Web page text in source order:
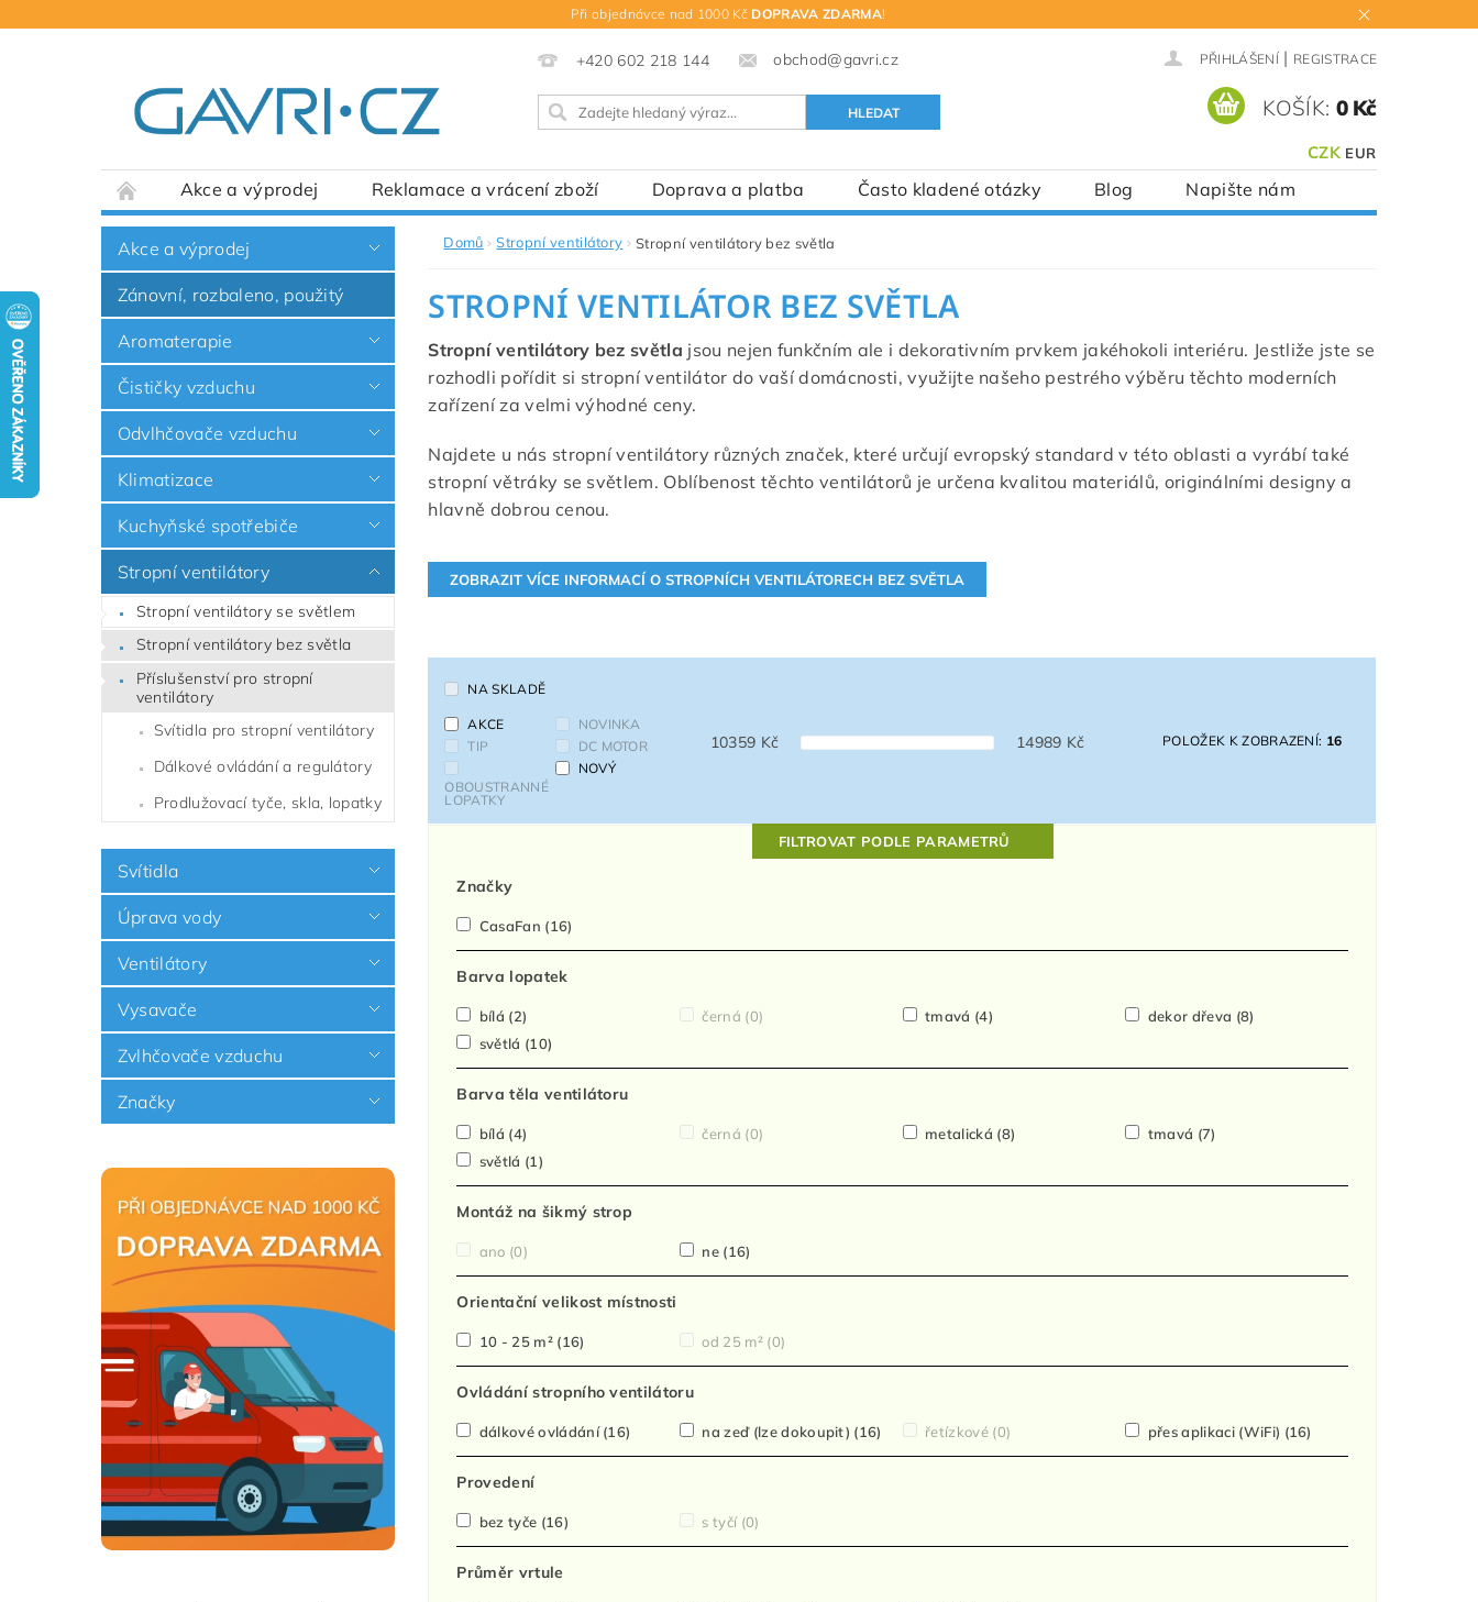
Při objednávce nad 1000 Kč DOPRAVA ZDARMA!
+420 602 218 144 obchod@gavri.cz PŘIHLÁŠENÍ | REGISTRACE
CZK EUR
KOŠÍK: 0 Kč
Akce a výprodej Reklamace a vrácení zboží Doprava a platba Často kladené otázky Blog Napište nám
Akce a výprodej
Zánovní, rozbaleno, použitý
Aromaterapie
Čističky vzduchu
Odvlhčovače vzduchu
Klimatizace
Kuchyňské spotřebiče
Stropní ventilátory
Stropní ventilátory se světlem
Stropní ventilátory bez světla
Příslušenství pro stropní
ventilátory
Svítidla pro stropní ventilátory
Dálkové ovládání a regulátory
Prodlužovací tyče, skla, lopatky
Svítidla
Úprava vody
Ventilátory
Vysavače
Zvlhčovače vzduchu
Značky
Domů Stropní ventilátory Stropní ventilátory bez světla
STROPNÍ VENTILÁTOR BEZ SVĚTLA
Stropní ventilátory bez světla jsou nejen funkčním ale i dekorativním prvkem jakéhokoli interiéru. Jestliže jste se
rozhodli pořídit si stropní ventilátor do vaší domácnosti, využijte našeho pestrého výběru těchto moderních
zařízení za velmi výhodné ceny.
Najdete u nás stropní ventilátory různých značek, které určují evropský standard v této oblasti a vyrábí také
stropní větráky se světlem. Oblíbenost těchto ventilátorů je určena kvalitou materiálů, originálními designy a
hlavně dobrou cenou.
NA SKLADĚ
AKCE
NOVINKA
TIP
DC MOTOR
OBOUSTRANNÉ
LOPATKY
NOVÝ
10359 Kč 14989 Kč POLOŽEK K ZOBRAZENÍ: 16
FILTROVAT PODLE PARAMETRŮ
Značky
CasaFan (16)
Barva lopatek
bílá (2) černá (0) tmavá (4) dekor dřeva (8)
světlá (10)
Barva těla ventilátoru
bílá (4) černá (0) metalická (8) tmavá (7)
světlá (1)
Montáž na šikmý strop
ano (0) ne (16)
Orientační velikost místnosti
10 - 25 m² (16) od 25 m² (0)
Ovládání stropního ventilátoru
dálkové ovládání(16) na zeď (lze dokoupit) (16) řetízkové (0) přes aplikaci (WiFi) (16)
Provedení
bez tyče (16) s tyčí (0)
Průměr vrtule